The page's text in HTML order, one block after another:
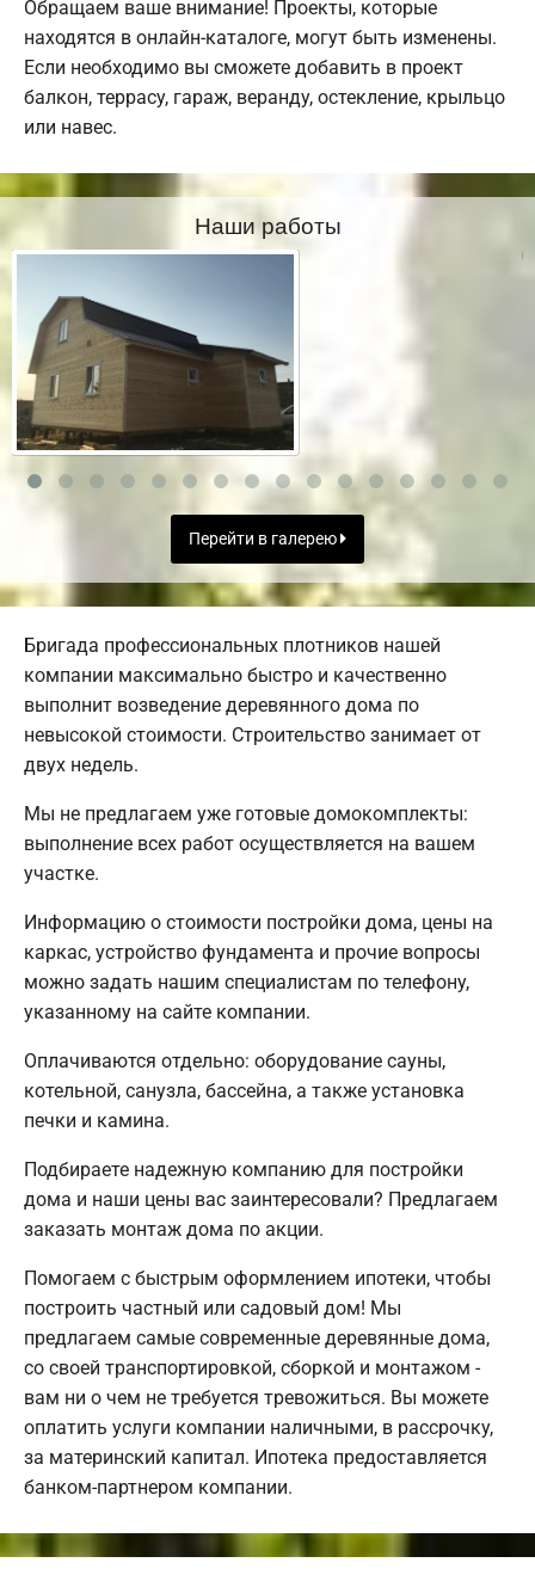
Обращаем ваше внимание! Проекты, которые
находятся в онлайн-каталоге, могут быть изменены.
Если необходимо вы сможете добавить в проект
балкон, террасу, гараж, веранду, остекление, крыльцо
или навес.
Наши работы
Перейти в галерею
Бригада профессиональных плотников нашей
компании максимально быстро и качественно
выполнит возведение деревянного дома по
невысокой стоимости. Строительство занимает от
двух недель.
Мы не предлагаем уже готовые домокомплекты:
выполнение всех работ осуществляется на вашем
участке.
Информацию о стоимости постройки дома, цены на
каркас, устройство фундамента и прочие вопросы
можно задать нашим специалистам по телефону,
указанному на сайте компании.
Оплачиваются отдельно: оборудование сауны,
котельной, санузла, бассейна, а также установка
печки и камина.
Подбираете надежную компанию для постройки
дома и наши цены вас заинтересовали? Предлагаем
заказать монтаж дома по акции.
Помогаем с быстрым оформлением ипотеки, чтобы
построить частный или садовый дом! Мы
предлагаем самые современные деревянные дома,
со своей транспортировкой, сборкой и монтажом -
вам ни о чем не требуется тревожиться. Вы можете
оплатить услуги компании наличными, в рассрочку,
за материнский капитал. Ипотека предоставляется
банком-партнером компании.